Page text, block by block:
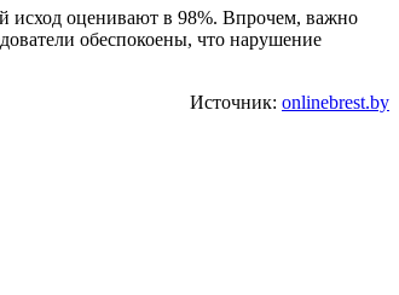
исход оценивают в 98%. Впрочем, важно
обеспокоены, что нарушение
Источник: onlinebrest.by